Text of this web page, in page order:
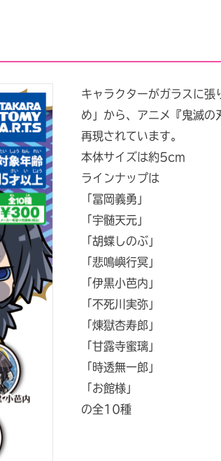
キャラクターがガラスに張
め」から、アニメ『鬼滅
再現されています。
本体サイズは約5cm
ラインナップは
「冨岡義勇」
「宇髄天元」
「胡蝶しのぶ」
「悲鳴嶼行冥」
「伊黒小芭内」
「不死川実弥」
「煉獄杏寿郎」
「甘露寺蜜璃」
「時透無一郎」
「お館様」
の全10種